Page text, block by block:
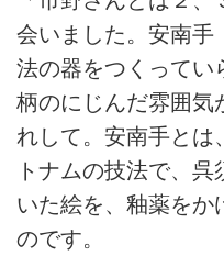
会いました。安南手
法の器をつくってい
柄のにじんだ雰囲気
れして。安南手とは
トナムの技法で、
いた絵を、釉薬をか
のです。